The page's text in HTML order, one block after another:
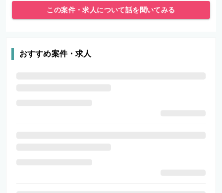
この案件・求人について話を聞いてみる
おすすめ案件・求人